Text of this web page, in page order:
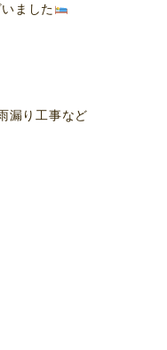
ました
漏り工事など